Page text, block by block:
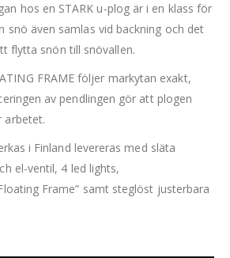
hos en STARK u-plog är i en klass för
snö även samlas vid backning och det
flytta snön till snövallen.
FRAME följer markytan exakt,
av pendlingen gör att plogen
arbetet.
i Finland levereras med släta
el-ventil, 4 led lights,
Frame” samt steglöst justerbara